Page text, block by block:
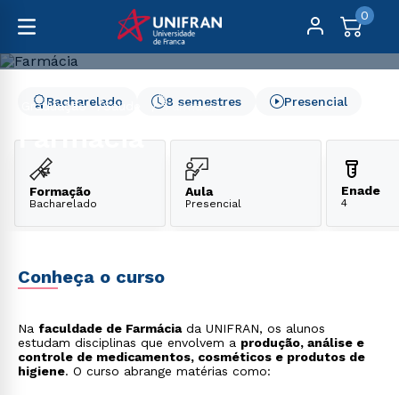
0
Graduação Saúde Farmácia
Farmácia
8 semestres
Bacharelado Presencial
Formação
Bacharelado
Aula
Presencial
Enade
4
Conheça o curso
Na faculdade de Farmáciada UNIFRAN, os alunos
estudam disciplinas que envolvem a produção, análise e
controle de medicamentos, cosméticos e produtos de
higiene. O curso abrange matérias como: